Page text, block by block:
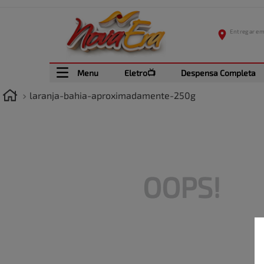
Menu Eletro📺 Despensa Completa
laranja-bahia-aproximadamente-250g
OOPS!